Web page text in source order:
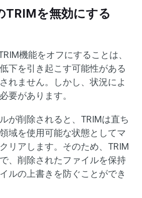
TRIMを無効にする
機能をオフにすることは、
下を引き起こす可能性がある
れません。しかし、状況によ
要があります。
が削除されると、TRIMは直ち
域を使用可能な状態としてマ
リアします。そのため、TRIM
、削除されたファイルを保持
ルの上書きを防ぐことができ